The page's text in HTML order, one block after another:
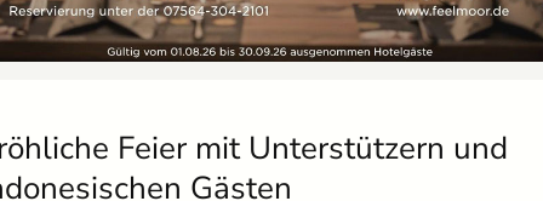
Feier mit Unterstützern und
Gästen